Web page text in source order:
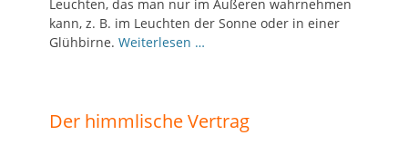
Leuchten, das man nur im Äußeren wahrnehmen
kann, z. B. im Leuchten der Sonne oder in einer
Glühbirne. Weiterlesen …
Der himmlische Vertrag